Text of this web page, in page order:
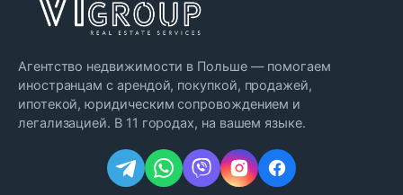
Агентство недвижимости в Польше — помогаем
иностранцам с арендой, покупкой, продажей,
ипотекой, юридическим сопровождением и
легализацией. В 11 городах, на вашем языке.